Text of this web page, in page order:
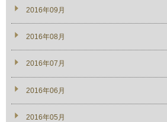
2016年09月
2016年08月
2016年07月
2016年06月
2016年05月